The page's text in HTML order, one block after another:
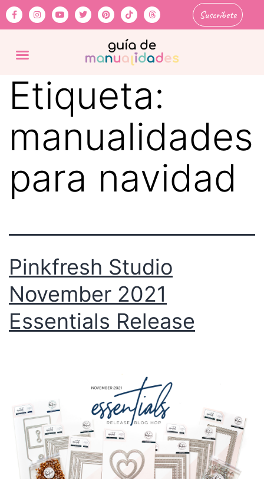
Suscríbete
Etiqueta:
manualidades
para navidad
Pinkfresh Studio
November 2021
Essentials Release